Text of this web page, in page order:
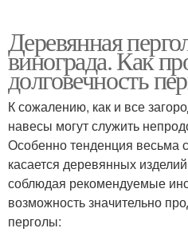
Деревянная
винограда. Как
долговечность
К сожалению, как и все
навесы могут служить
Особенно тенденция весьма
касается деревянных
соблюдая рекомендуемые
возможность значительно
перголы: